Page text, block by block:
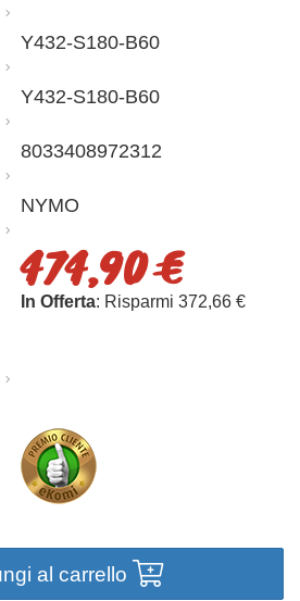
Y432-S180-B60
Y432-S180-B60
8033408972312
NYMO
474,90 €
In Offerta: Risparmi 372,66 €
al carrello